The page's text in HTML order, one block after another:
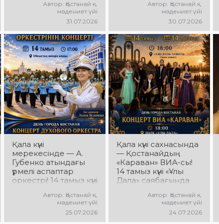
ұжымдарының
«Street Music»
бағдарламасы өтеді!
Сіздерді заманауи
музыка, жарқын
орындаулар, қуатты
энергия мен
көтеріңкі мерекелік
көңіл күй күтеді!
Автор: Қостанай қ.
мәдениет үйі
31.07.2026
«Ұлы Дала»
саябағында Юрий
Шатунов пен
«Ласковый май»
тобының
шығармашылығына
арналған концерт
өтеді! Сіздерді
көпшілік сүйіп
тыңдайтын әндер,
жылы естеліктер мен
ерекше музыкалық
атмосфера күтеді!
Автор: Қостанай қ.
мәдениет үйі
30.07.2026
Қала күні
мерекесінде — А.
Губенко атындағы
үрмелі аспаптар
оркестрі! 14 тамыз күні
алаңында
мерекелік концерті
Автор: Қостанай қ.
мәдениет үйі
25.07.2026
Қала күні сахнасында
— Қостанайдың
«Караван» ВИА-сы!
14 тамыз күні «Ұлы
Дала» саябағында
сының мерекелік
концерті өтеді!
Сіздерді сүйікті әндер,
Автор: Қостанай қ.
мәдениет үйі
24.07.2026